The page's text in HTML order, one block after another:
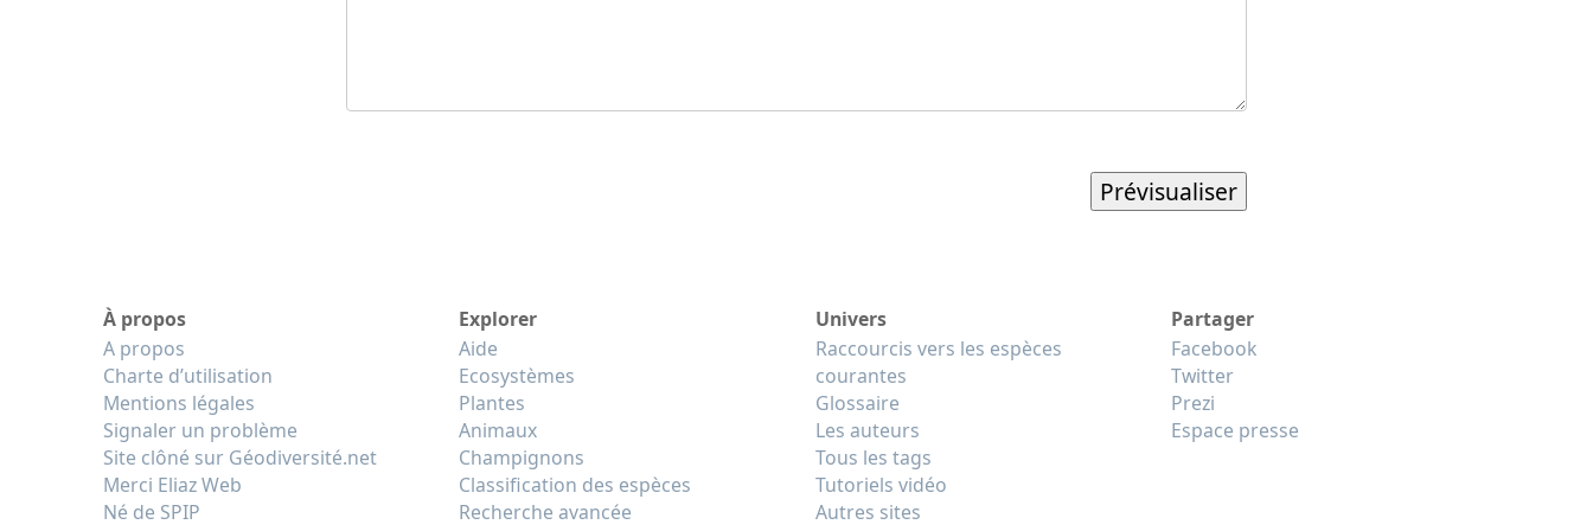
À propos
A propos
Charte d’utilisation
Mentions légales
Signaler un problème
Site clôné sur Géodiversité.net
Merci Eliaz Web
Né de SPIP
Explorer
Aide
Ecosystèmes
Plantes
Animaux
Champignons
Classification des espèces
Recherche avancée
Univers
Raccourcis vers les espèces
courantes
Glossaire
Les auteurs
Tous les tags
Tutoriels vidéo
Autres sites
Partager
Facebook
Twitter
Prezi
Espace presse